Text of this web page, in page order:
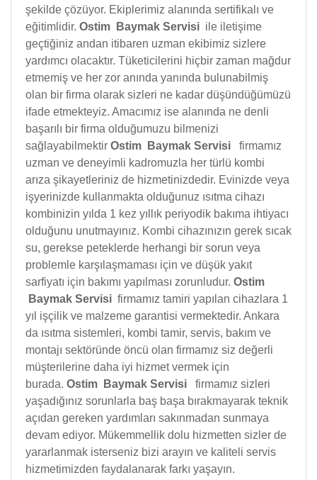
şekilde çözüyor. Ekiplerimiz alanında sertifikalı ve
eğitimlidir. Ostim Baymak Servisi ile iletişime
geçtiğiniz andan itibaren uzman ekibimiz sizlere
yardımcı olacaktır. Tüketicilerini hiçbir zaman mağdur
etmemiş ve her zor anında yanında bulunabilmiş
olan bir firma olarak sizleri ne kadar düşündüğümüzü
ifade etmekteyiz. Amacımız ise alanında ne denli
başarılı bir firma olduğumuzu bilmenizi
sağlayabilmektir Ostim Baymak Servisi
firmamız
uzman ve deneyimli kadromuzla her türlü kombi
arıza şikayetleriniz de hizmetinizdedir. Evinizde veya
işyerinizde kullanmakta olduğunuz ısıtma cihazı
kombinizin yılda 1 kez yıllık periyodik bakıma ihtiyacı
olduğunu unutmayınız. Kombi cihazınızın gerek sıcak
su, gerekse peteklerde herhangi bir sorun veya
problemle karşılaşmaması için ve düşük yakıt
sarfiyatı için bakımı yapılması zorunludur. Ostim
Baymak Servisi firmamız tamiri yapılan cihazlara 1
yıl işçilik ve malzeme garantisi vermektedir. Ankara
da ısıtma sistemleri, kombi tamir, servis, bakım ve
montajı sektöründe öncü olan firmamız siz değerli
müşterilerine daha iyi hizmet vermek için
burada. Ostim Baymak Servisi firmamız sizleri
yaşadığınız sorunlarla baş başa bırakmayarak teknik
açıdan gereken yardımları sakınmadan sunmaya
devam ediyor. Mükemmellik dolu hizmetten sizler de
yararlanmak isterseniz bizi arayın ve kaliteli servis
hizmetimizden faydalanarak farkı yaşayın.